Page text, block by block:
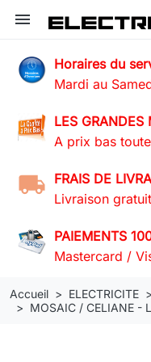
menu
Horaires du
Mardi au
LES GRANDES
A prix bas
FRAIS DE
Livraison
PAIEMENTS
Mastercard /
Accueil ELECTRICITE
MOSAIC / CELIANE -